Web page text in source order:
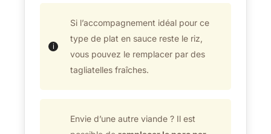
Si l’accompagnement idéal pour ce
type de plat en sauce reste le riz,
vous pouvez le remplacer par des
tagliatelles fraîches.
Envie d’une autre viande ? Il est